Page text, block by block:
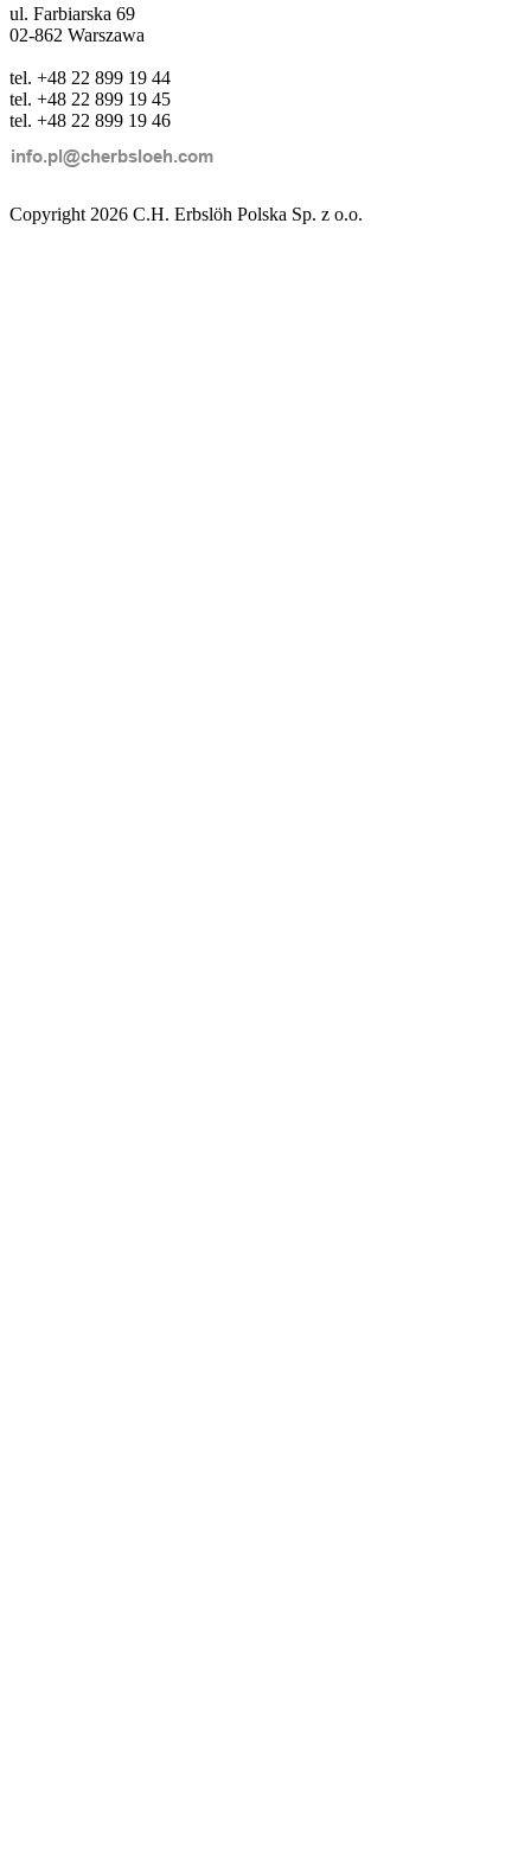
ul. Farbiarska 69
02-862 Warszawa
tel. +48 22 899 19 44
tel. +48 22 899 19 45
tel. +48 22 899 19 46
Copyright 2026 C.H. Erbslöh Polska Sp. z o.o.